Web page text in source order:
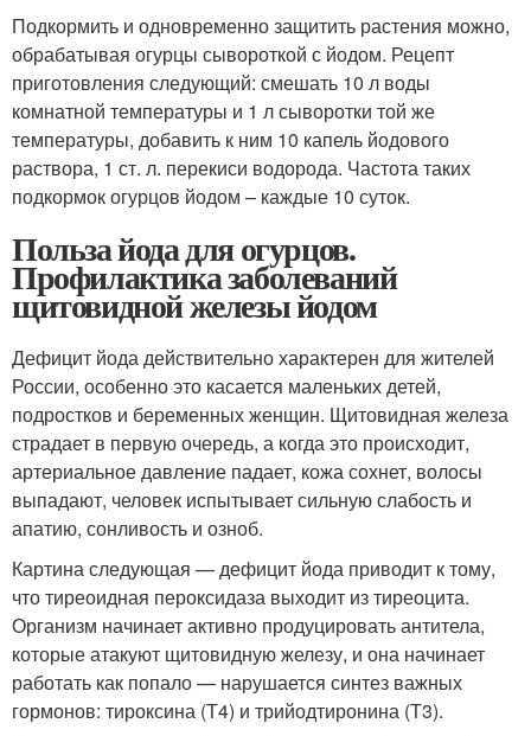
Подкормить и одновременно защитить растения можно,
обрабатывая огурцы сывороткой с йодом. Рецепт
приготовления следующий: смешать 10 л воды
комнатной температуры и 1 л сыворотки той же
температуры, добавить к ним 10 капель йодового
раствора, 1 ст. л. перекиси водорода. Частота таких
подкормок огурцов йодом – каждые 10 суток.
Польза йода для огурцов.
Профилактика заболеваний
щитовидной железы йодом
Дефицит йода действительно характерен для жителей
России, особенно это касается маленьких детей,
подростков и беременных женщин. Щитовидная железа
страдает в первую очередь, а когда это происходит,
артериальное давление падает, кожа сохнет, волосы
выпадают, человек испытывает сильную слабость и
апатию, сонливость и озноб.
Картина следующая — дефицит йода приводит к тому,
что тиреоидная пероксидаза выходит из тиреоцита.
Организм начинает активно продуцировать антитела,
которые атакуют щитовидную железу, и она начинает
работать как попало — нарушается синтез важных
гормонов: тироксина (Т4) и трийодтиронина (Т3).